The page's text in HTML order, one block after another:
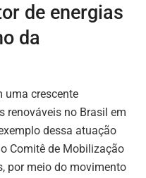
de energias
da
uma crescente
renováveis no Brasil em
dessa atuação
Comitê de Mobilização
por meio do movimento